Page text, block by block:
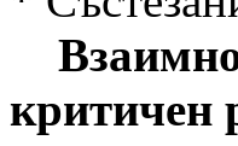
критичен